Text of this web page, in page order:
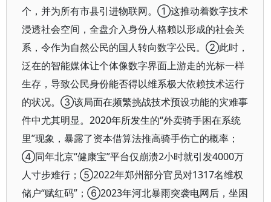
个，并为所有市县引进物联网。①这推动着数字技术
浸透社会空间，全盘介入身份人格赖以形成的社会关
系，令作为自然公民的国人转向数字公民。②此时，
泛在的智能媒体让个体像数字界面上游走的光标一样
生存，导致公民身份能否得以维系极大依赖技术运行
的状况。③该局面在频繁挑战技术预设功能的灾难事
件中尤其明显。2020年所发生的“外卖骑手困在系统
里”现象，暴露了资本借算法推高骑手伤亡的概率；
④同年北京“健康宝”平台仅崩溃2小时就引发4000万
人寸步难行；⑤2022年郑州部分官员对1317名维权
储户“赋红码”；⑥2023年河北暴雨突袭电网后，坐困